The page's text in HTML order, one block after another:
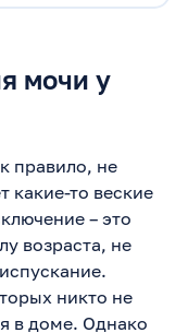
мочи у
правило, не
какие-то веские
– это
возраста, не
никто не
в доме. Однако